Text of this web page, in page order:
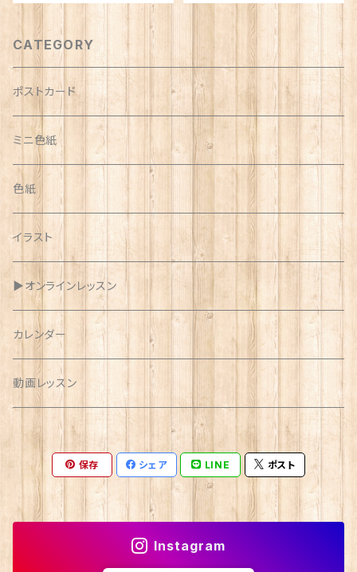
CATEGORY
ポストカード
ミニ色紙
色紙
イラスト
▶︎オンラインレッスン
カレンダー
動画レッスン
保存 シェア LINE ポスト
Instagram